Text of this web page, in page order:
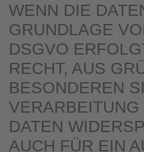
WENN DIE
GRUNDLAGE
DSGVO
RECHT, AUS
BESONDEREN
DATEN
AUCH FÜR EIN